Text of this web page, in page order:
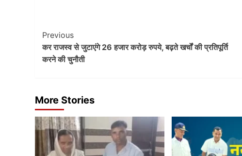
Post
Navigation
Previous
कर राजस्व से जुटाएंगे 26 हजार करोड़ रुपये, बढ़ते खर्चों की प्रतिपूर्ति
करने की चुनौती
More Stories